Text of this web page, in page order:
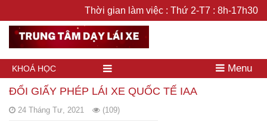
Thời gian làm việc : Thứ 2-T7 : 8h-17h30
KHOÁ HỌC Menu
ĐỔI GIẤY PHÉP LÁI XE QUỐC TẾ IAA
24 Tháng Tư, 2021 (109)